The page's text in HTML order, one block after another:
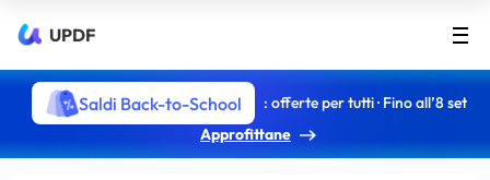
UPDF
Saldi Back-to-School
: offerte per tutti · Fino all’8 set
Approfittane